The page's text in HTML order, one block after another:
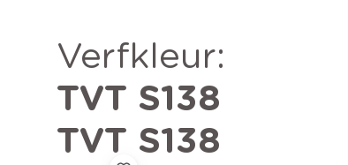
verfkleur:
TVT S138
TVT S138